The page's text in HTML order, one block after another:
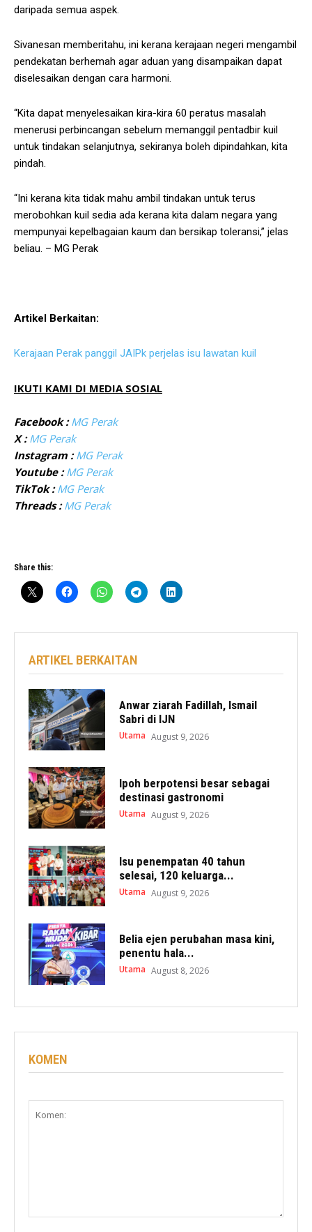
daripada semua aspek.
Sivanesan memberitahu, ini kerana kerajaan negeri mengambil
pendekatan berhemah agar aduan yang disampaikan dapat
diselesaikan dengan cara harmoni.
“Kita dapat menyelesaikan kira-kira 60 peratus masalah
menerusi perbincangan sebelum memanggil pentadbir kuil
untuk tindakan selanjutnya, sekiranya boleh dipindahkan, kita
pindah.
“Ini kerana kita tidak mahu ambil tindakan untuk terus
merobohkan kuil sedia ada kerana kita dalam negara yang
mempunyai kepelbagaian kaum dan bersikap toleransi,” jelas
beliau. – MG Perak
Artikel Berkaitan:
Kerajaan Perak panggil JAIPk perjelas isu lawatan kuil
IKUTI KAMI DI MEDIA SOSIAL
Facebook : MG Perak
X : MG Perak
Instagram : MG Perak
Youtube : MG Perak
TikTok : MG Perak
Threads : MG Perak
Share this:
ARTIKEL BERKAITAN
Anwar ziarah Fadillah, Ismail
Sabri di IJN
Utama August 9, 2026
Ipoh berpotensi besar sebagai
destinasi gastronomi
Utama August 9, 2026
Isu penempatan 40 tahun
selesai, 120 keluarga...
Utama August 9, 2026
Belia ejen perubahan masa kini,
penentu hala...
Utama August 8, 2026
KOMEN